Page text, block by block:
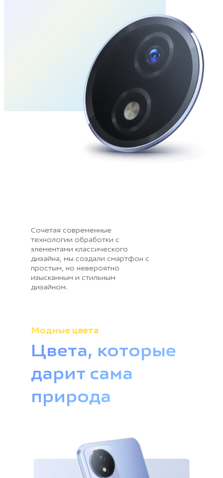
Сочетая современные
технологии обработки с
элементами классического
дизайна, мы создали смартфон с
простым, но невероятно
изысканным и стильным
дизайном.
Модные цвета
Цвета, которые
дарит сама
природа